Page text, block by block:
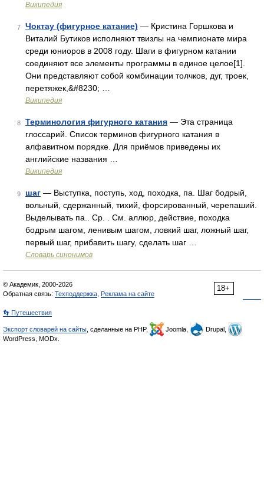
Википедия
7 Чоктау (фигурное катание) — Кристина Горшкова и
Виталий Бутиков исполняют твизлы на чемпионате мира
среди юниоров в 2008 году. Шаги в фигурном катании
соединяют все элементы программы в единое целое[1].
Они представляют собой комбинации толчков, дуг, троек,
перетяжек,&#8230; …
Википедия
8 Терминология фигурного катания — Эта страница
глоссарий. Список терминов фигурного катания в
алфавитном порядке. Для приёмов приведены их
английские названия …
Википедия
9 шаг — Выступка, поступь, ход, походка, па. Шаг бодрый,
вольный, сдержанный, тихий, форсированный, черепаший.
Выделывать па.. Ср. . См. аллюр, действие, походка
бодрым шагом, ленивым шагом, ловкий шаг, ложный шаг,
первый шаг, прибавить шагу, сделать шаг …
Словарь синонимов
18+
© Академик, 2000-2026
Обратная связь: Техподдержка Реклама на сайте
👣 Путешествия
Экспорт словарей на сайты , сделанные на PHP, Joomla,
Drupal,
WordPress, MODx.